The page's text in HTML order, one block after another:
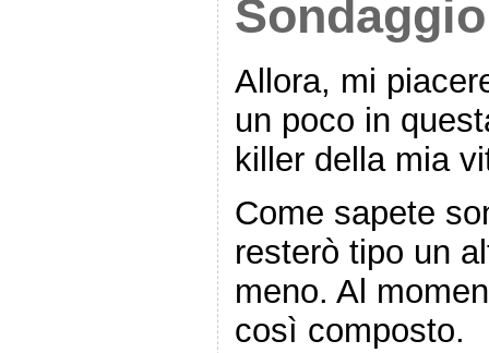
Allora, mi
un poco in
killer della mia
Come sapete
resterò tipo un
meno. Al
così composto.